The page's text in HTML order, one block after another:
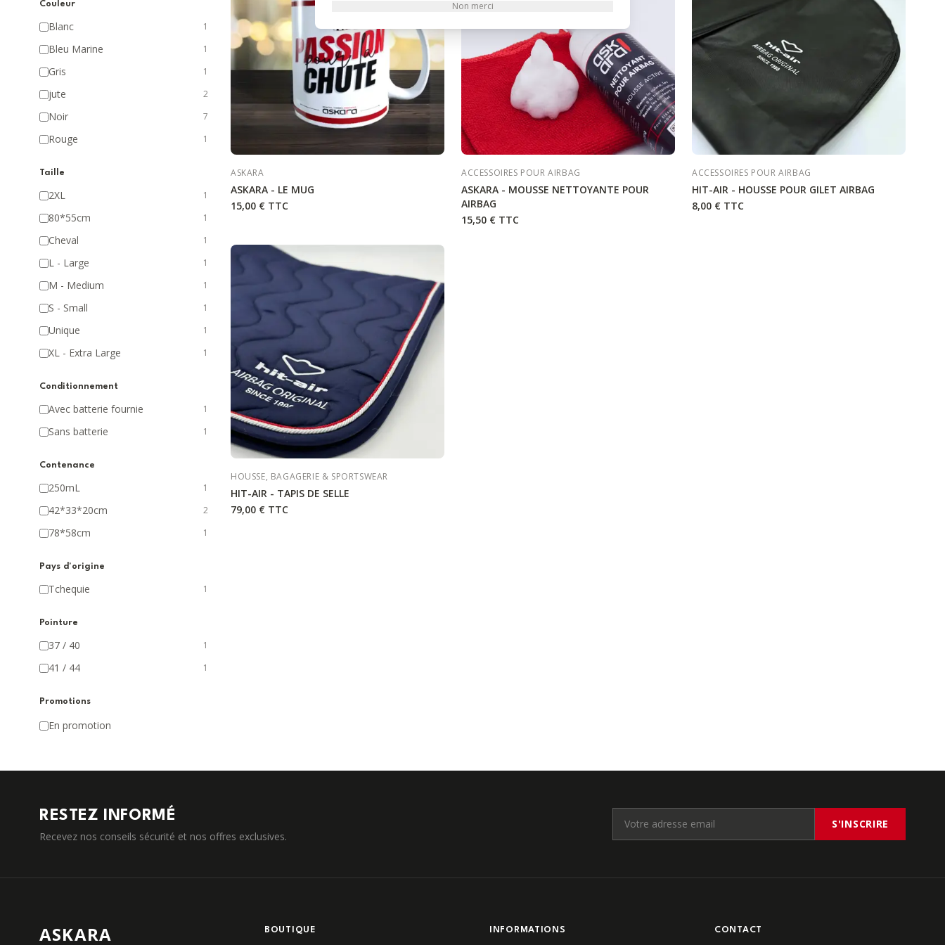
Couleur
Blanc 1
Bleu Marine 1
Gris 1
jute 2
Noir 7
Rouge 1
Taille
2XL 1
80*55cm 1
Cheval 1
L - Large 1
M - Medium 1
S - Small 1
Unique 1
XL - Extra Large 1
Conditionnement
Avec batterie fournie 1
Sans batterie 1
Contenance
250mL 1
42*33*20cm 2
78*58cm 1
Pays d'origine
Tchequie 1
Pointure
37 / 40 1
41 / 44 1
Promotions
En promotion
ASKARA
ASKARA - LE MUG
15,00 € TTC
ACCESSOIRES POUR AIRBAG
ASKARA - MOUSSE NETTOYANTE POUR
AIRBAG
15,50 € TTC
ACCESSOIRES POUR AIRBAG
HIT-AIR - HOUSSE POUR GILET AIRBAG
8,00 € TTC
HOUSSE, BAGAGERIE & SPORTSWEAR
HIT-AIR - TAPIS DE SELLE
79,00 € TTC
RESTEZ INFORMÉ
Recevez nos conseils sécurité et nos offres exclusives.
S'INSCRIRE
ASKARA BOUTIQUE INFORMATIONS CONTACT
Non merci